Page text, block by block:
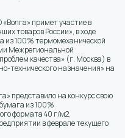
примет участие в
товаров России», в ходе
из 100% термомеханической
Межрегиональной
качества» (г. Москва) в
технического назначения» на
представило на конкурс свою
из 100%
формата 40 г/м2,
в феврале текущего